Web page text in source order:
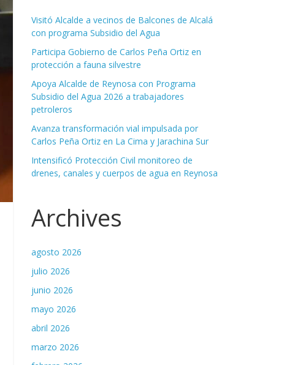
Visitó Alcalde a vecinos de Balcones de Alcalá
con programa Subsidio del Agua
Participa Gobierno de Carlos Peña Ortiz en
protección a fauna silvestre
Apoya Alcalde de Reynosa con Programa
Subsidio del Agua 2026 a trabajadores
petroleros
Avanza transformación vial impulsada por
Carlos Peña Ortiz en La Cima y Jarachina Sur
Intensificó Protección Civil monitoreo de
drenes, canales y cuerpos de agua en Reynosa
Archives
agosto 2026
julio 2026
junio 2026
mayo 2026
abril 2026
marzo 2026